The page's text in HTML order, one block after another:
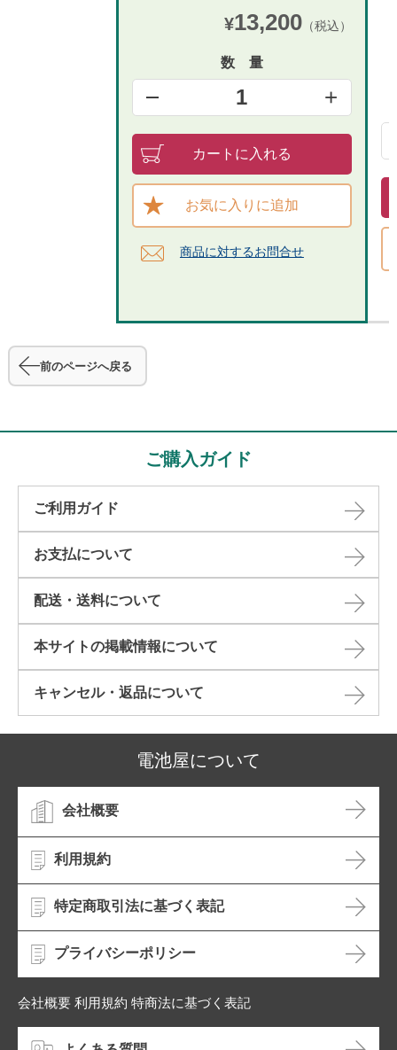
¥13,200（税込）
数 量
1 +
カートに入れる
お気に入りに追加
商品に対するお問合せ​
前のページへ戻る
ご購入ガイド
ご利用ガイド
お支払について
配送・送料について
本サイトの掲載情報について​
キャンセル・返品について​
電池屋について
会社概要
利用規約
特定商取引法に基づく表記
プライバシーポリシー
会社概要 利用規約 特商法に基づく表記